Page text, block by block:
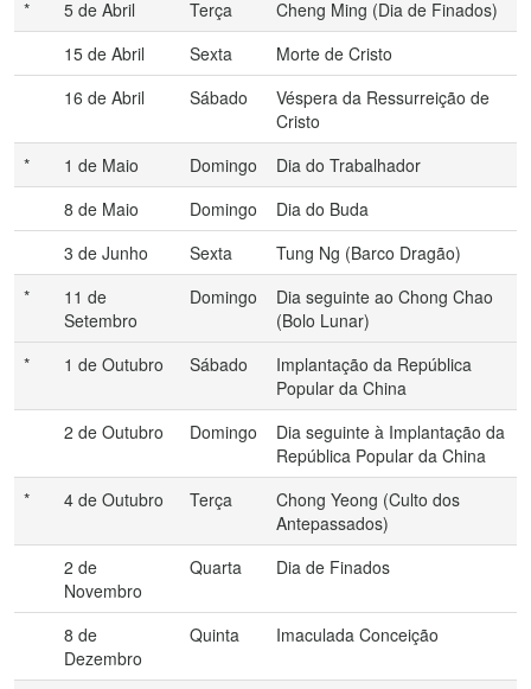
* 5 de Abril Terça
Cheng Ming (Dia de Finados)
15 de Abril
Sexta
Morte de Cristo
16 de Abril
Sábado
Véspera da Ressurreição de
Cristo
*
1 de Maio Domingo
Dia do Trabalhador
8 de Maio
Domingo
Dia do Buda
3 de Junho
Sexta
Tung Ng (Barco Dragão)
*
11 de
Setembro
Domingo
Dia seguinte ao Chong Chao
(Bolo Lunar)
*
1 de Outubro Sábado
Implantação da República
Popular da China
2 de Outubro
Domingo
Dia seguinte à Implantação da
República Popular da China
*
4 de Outubro Terça
Chong Yeong (Culto dos
Antepassados)
2 de
Novembro
Quarta Dia de Finados
8 de
Dezembro
Quinta Imaculada Conceição